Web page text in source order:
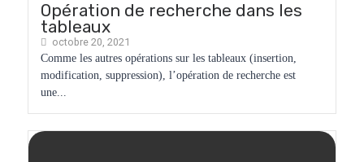
Opération de recherche dans les
tableaux
octobre 20, 2021
Comme les autres opérations sur les tableaux (insertion,
modification, suppression), l’opération de recherche est
une...